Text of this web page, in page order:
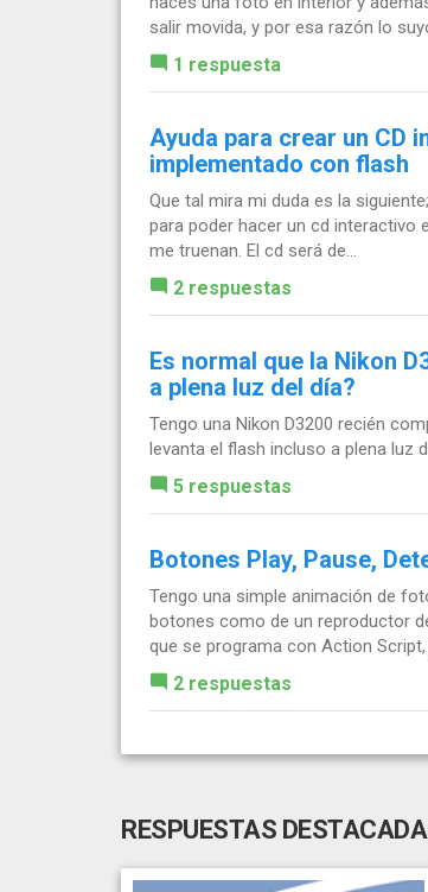
salir movida, y por esa razón lo
1 respuesta
Ayuda para crear un CD
implementado con flash
Que tal mira mi duda es la
para poder hacer un cd interactivo
me truenan. El cd será de...
2 respuestas
Es normal que la Nikon
a plena luz del día?
Tengo una Nikon D3200 recién
levanta el flash incluso a plena luz
5 respuestas
Botones Play, Pause,
Tengo una simple animación de
botones como de un reproductor
que se programa con Action Script,
2 respuestas
RESPUESTAS